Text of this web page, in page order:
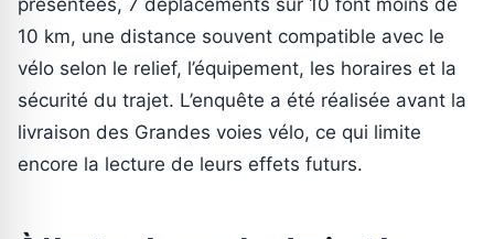
présentées, 7 déplacements sur 10 font moins de
10 km, une distance souvent compatible avec le
vélo selon le relief, l’équipement, les horaires et la
sécurité du trajet. L’enquête a été réalisée avant la
livraison des Grandes voies vélo, ce qui limite
encore la lecture de leurs effets futurs.